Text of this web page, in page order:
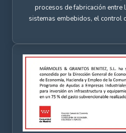
procesos de fabricación entre
sistemas embebidos, el control